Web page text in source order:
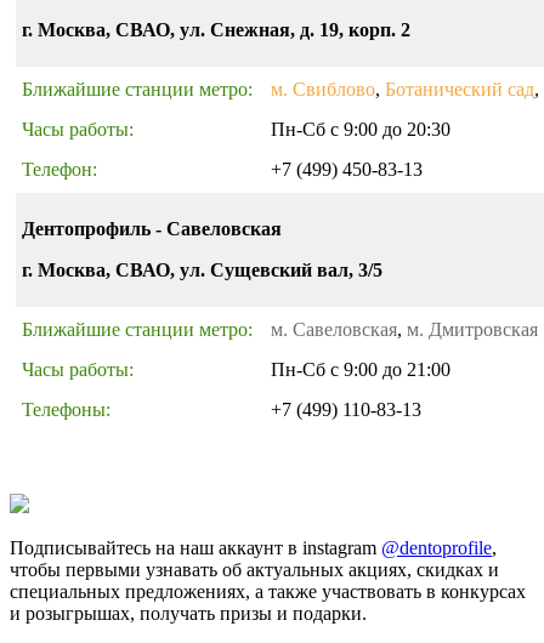
г. Москва, СВАО, ул. Снежная, д. 19, корп. 2
Ближайшие станции метро: м. Свиблово, Ботанический сад,
Часы работы:
Пн-Сб с 9:00 до 20:30
Телефон:
+7 (499) 450-83-13
Дентопрофиль - Савеловская
г. Москва, СВАО, ул. Сущевский вал, 3/5
Ближайшие станции метро: м. Савеловская, м. Дмитровская
Часы работы:
Пн-Сб с 9:00 до 21:00
Телефоны:
+7 (499) 110-83-13
Подписывайтесь на наш аккаунт в instagram @dentoprofile,
чтобы первыми узнавать об актуальных акциях, скидках и
специальных предложениях, а также участвовать в конкурсах
и розыгрышах, получать призы и подарки.